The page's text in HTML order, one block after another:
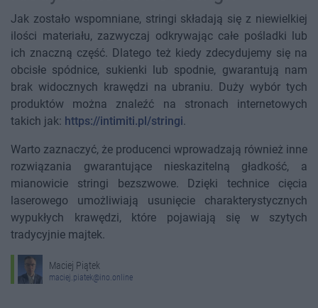
Jak zostało wspomniane, stringi składają się z niewielkiej
ilości materiału, zazwyczaj odkrywając całe pośladki lub
ich znaczną część. Dlatego też kiedy zdecydujemy się na
obcisłe spódnice, sukienki lub spodnie, gwarantują nam
brak widocznych krawędzi na ubraniu. Duży wybór tych
produktów można znaleźć na stronach internetowych
takich jak: https://intimiti.pl/stringi.
Warto zaznaczyć, że producenci wprowadzają również inne
rozwiązania gwarantujące nieskazitelną gładkość, a
mianowicie stringi bezszwowe. Dzięki technice cięcia
laserowego umożliwiają usunięcie charakterystycznych
wypukłych krawędzi, które pojawiają się w szytych
tradycyjnie majtek.
Maciej Piątek
maciej.piatek@ino.online